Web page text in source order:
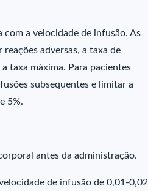
com a velocidade de infusão. As
adversas, a taxa de
taxa máxima. Para pacientes
subsequentes e limitar a
5%.
antes da administração.
de infusão de 0,01-0,02